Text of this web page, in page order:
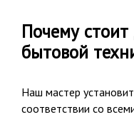
Почему стоит
бытовой
Наш мастер
соответствии со